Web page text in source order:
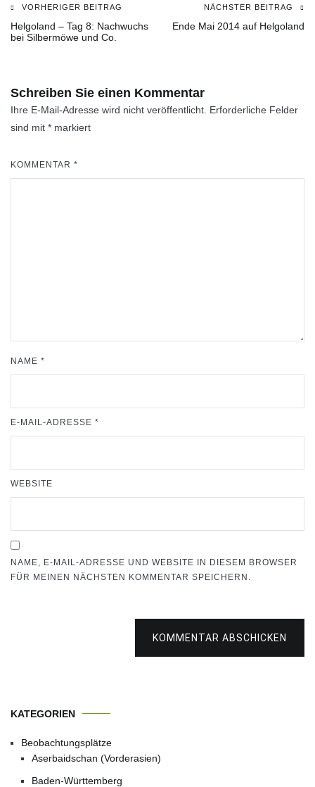
Beitragsnavigation
VORHERIGER BEITRAG
Helgoland – Tag 8: Nachwuchs
bei Silbermöwe und Co.
NÄCHSTER BEITRAG
Ende Mai 2014 auf Helgoland
Schreiben Sie einen Kommentar
Ihre E-Mail-Adresse wird nicht veröffentlicht. Erforderliche Felder
sind mit * markiert
KOMMENTAR *
NAME *
E-MAIL-ADRESSE *
WEBSITE
NAME, E-MAIL-ADRESSE UND WEBSITE IN DIESEM BROWSER
FÜR MEINEN NÄCHSTEN KOMMENTAR SPEICHERN.
KOMMENTAR ABSCHICKEN
KATEGORIEN
Beobachtungsplätze
Aserbaidschan (Vorderasien)
Baden-Württemberg